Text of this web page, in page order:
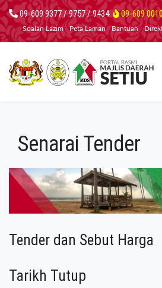
09-609 9377 / 9757 / 9434 09-609 0010
Soalan Lazim Peta Laman Bantuan
Senarai Tender
Tender dan Sebut Harga
Tarikh Tutup